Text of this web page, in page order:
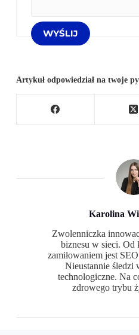
Artykuł odpowiedział na twoje
Karolina
Zwolenniczka
biznesu w sieci. Od
zamiłowaniem jest
Nieustannie śledzi
technologiczne. Na
zdrowego trybu